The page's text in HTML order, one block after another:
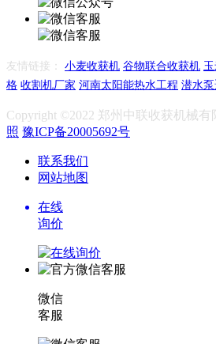
友情链接： 小麦收获机 谷物联合收获机
格 收割机厂家 河南太阳能热水工程 潜水
Copyright ©2022 郑州中联收获机械
照 豫ICP备20005692号
联系我们
网站地图
在线
询价
微信
客服